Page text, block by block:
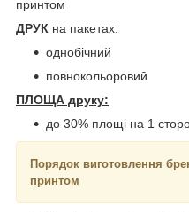
принтом
ДРУК на пакетах:
однобічний
повнокольоровий
ПЛОЩА друку:
до 30% площі на 1
Порядок виготовлення
принтом